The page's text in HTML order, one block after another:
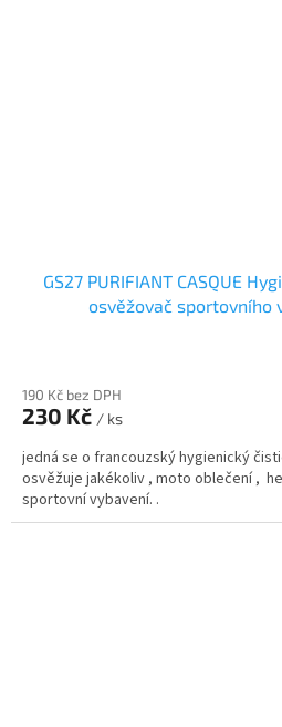
GS27 PURIFIANT CASQUE
osvěžovač sportovního
190 Kč bez DPH
230 Kč / ks
jedná se o francouzský hygienický
osvěžuje jakékoliv , moto oblečení ,
sportovní vybavení. .